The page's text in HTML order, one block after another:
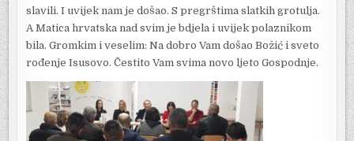
slavili. I uvijek nam je došao. S pregrštima slatkih grotulja.
A Matica hrvatska nad svim je bdjela i uvijek polaznikom
bila. Gromkim i veselim: Na dobro Vam došao Božić i sveto
rođenje Isusovo. Čestito Vam svima novo ljeto Gospodnje.